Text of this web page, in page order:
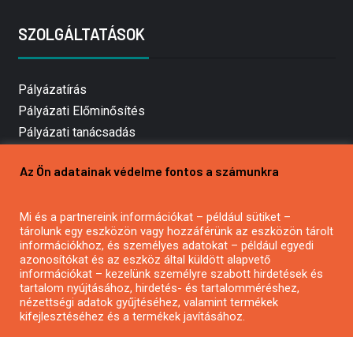
SZOLGÁLTATÁSOK
Pályázatírás
Pályázati Előminősítés
Pályázati tanácsadás
Mezőgazdasági pályázatírás
Pályázatírás civil szervezeteknek
Pályázatírás önkormányzatoknak
Pályázatfigyelés
Specifikus pályázatfigyelés vagy hírlevél
Az Ön adatainak védelme fontos a számunkra
Mi és a partnereink információkat – például sütiket –
tárolunk egy eszközön vagy hozzáférünk az eszközön tárolt
információkhoz, és személyes adatokat – például egyedi
azonosítókat és az eszköz által küldött alapvető
információkat – kezelünk személyre szabott hirdetések és
tartalom nyújtásához, hirdetés- és tartalomméréshez,
nézettségi adatok gyűjtéséhez, valamint termékek
kifejlesztéséhez és a termékek javításához.